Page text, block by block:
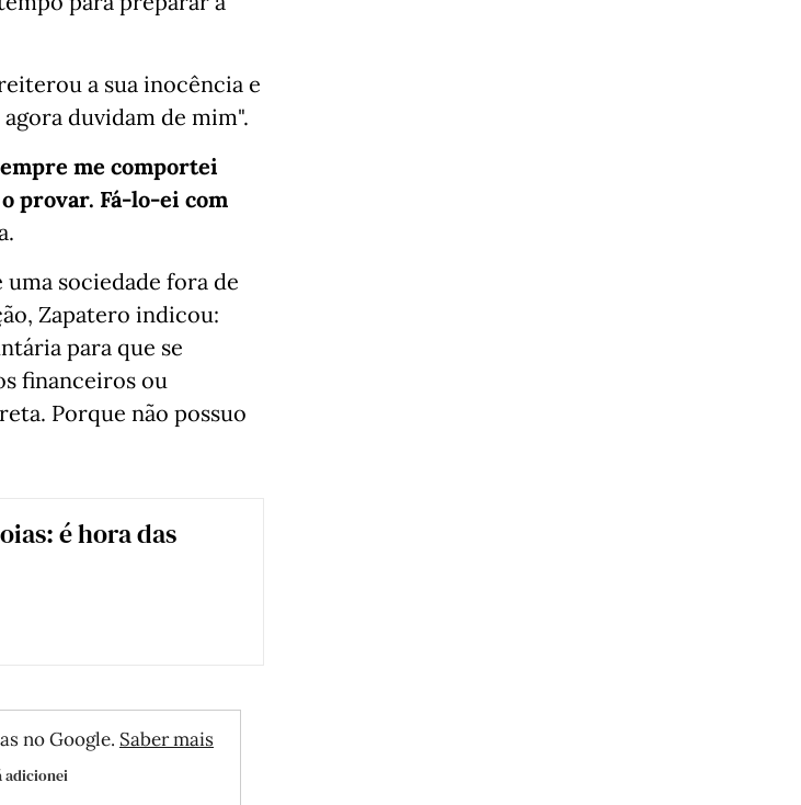
a sua inocência e
duvidam de mim".
me comportei
provar. Fá-lo-ei com
sociedade fora de
Zapatero indicou:
para que se
financeiros ou
Porque não possuo
é hora das
no Google. Saber mais
adicionei